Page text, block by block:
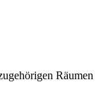
Räumen